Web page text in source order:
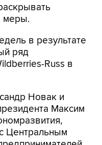
меры.
в результате
ряд
Russ в
Новак и
Максим
Центральным